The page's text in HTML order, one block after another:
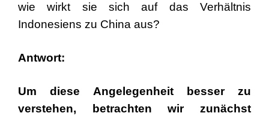
wie wirkt sie sich auf das Verhältnis
Indonesiens zu China aus?
Antwort:
Um diese Angelegenheit besser zu
verstehen, betrachten wir zunächst